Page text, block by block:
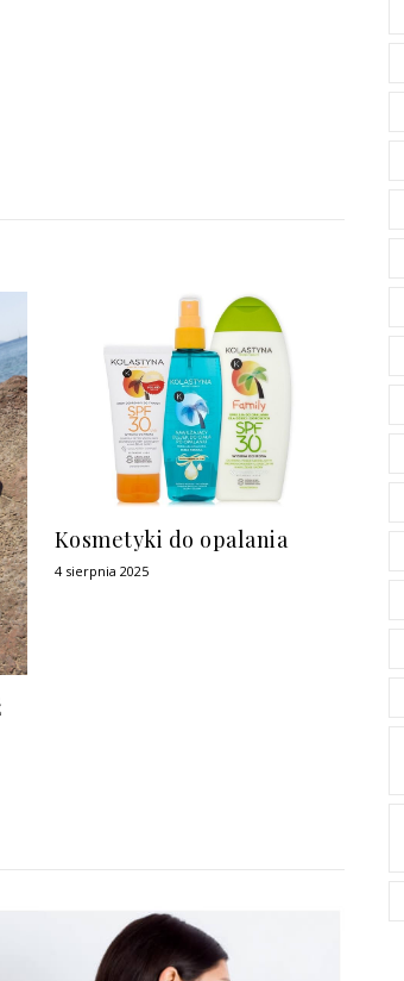
Kosmetyki do opalania
4 sierpnia 2025